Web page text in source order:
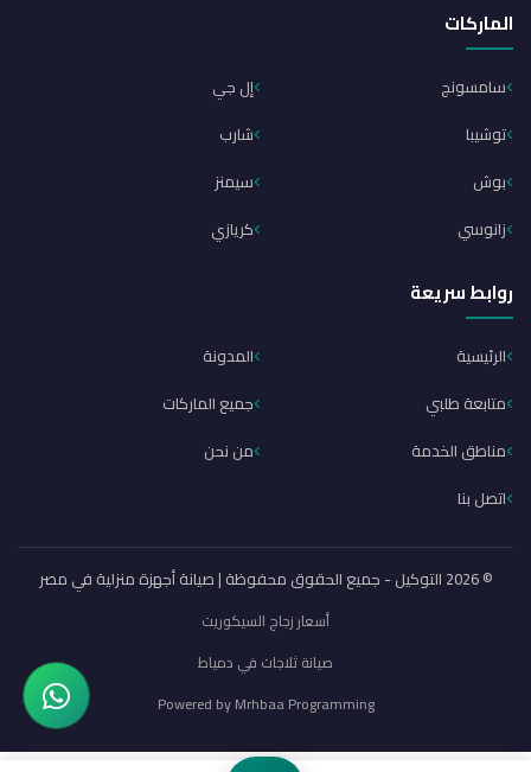
الماركات
سامسونج
إل جي
توشيبا
شارب
بوش
سيمنز
زانوسي
كريازي
روابط سريعة
الرئيسية
المدونة
متابعة طلبي
جميع الماركات
مناطق الخدمة
من نحن
اتصل بنا
© 2026 التوكيل - جميع الحقوق محفوظة | صيانة أجهزة منزلية في مصر
أسعار زجاج السيكوريت
صيانة ثلاجات في دمياط
Powered byMrhbaa Programming